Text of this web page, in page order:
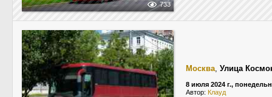
733
Москва, Улица
8 июля 2024 г.,
Автор: Клауд